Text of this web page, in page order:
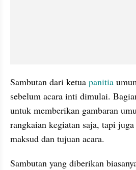
Sambutan dari ketua panitia
sebelum acara inti dimulai.
untuk memberikan gambaran
rangkaian kegiatan saja, tapi
maksud dan tujuan acara.
Sambutan yang diberikan